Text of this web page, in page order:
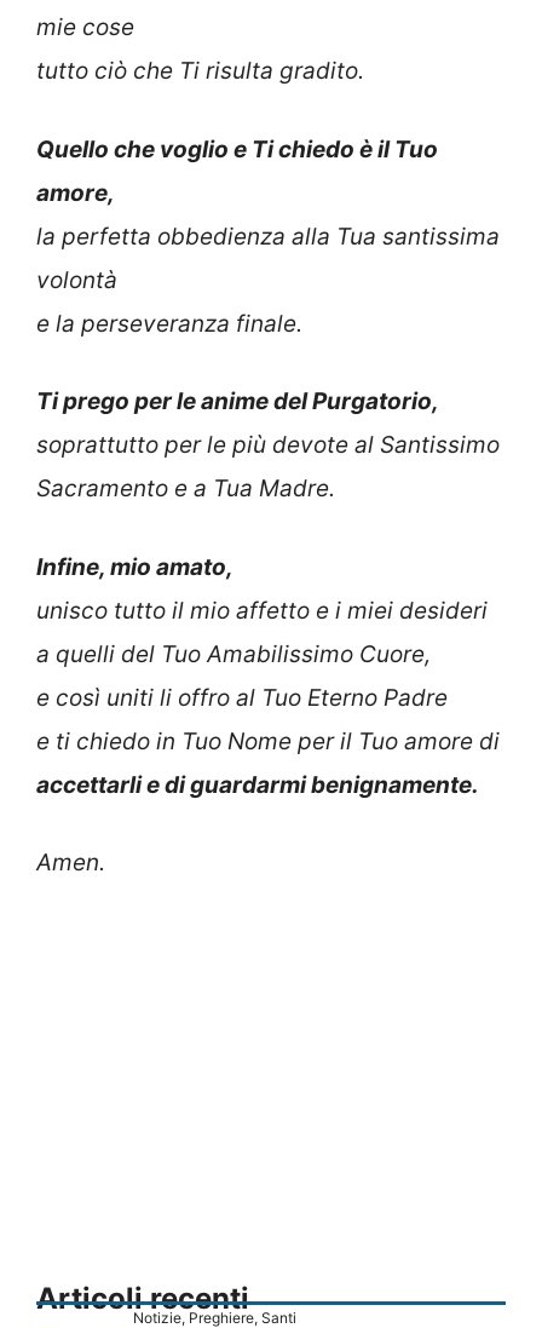
mie cose
tutto ciò che Ti risulta gradito.
Quello che voglio e Ti chiedo è il Tuo
amore,
la perfetta obbedienza alla Tua santissima
volontà
e la perseveranza finale.
Ti prego per le anime del Purgatorio,
soprattutto per le più devote al Santissimo
Sacramento e a Tua Madre.
Infine, mio amato,
unisco tutto il mio affetto e i miei desideri
a quelli del Tuo Amabilissimo Cuore,
e così uniti li offro al Tuo Eterno Padre
e ti chiedo in Tuo Nome per il Tuo amore di
accettarli e di guardarmi benignamente.
Amen.
Articoli recenti
Notizie, Preghiere, Santi